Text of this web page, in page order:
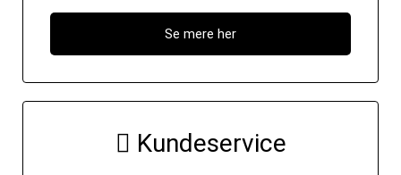
Se mere her
Kundeservice